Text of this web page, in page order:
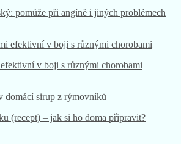
pomůže při angíně i jiných problémech
v boji s různými chorobami
(recept) – jak si ho doma připravit?